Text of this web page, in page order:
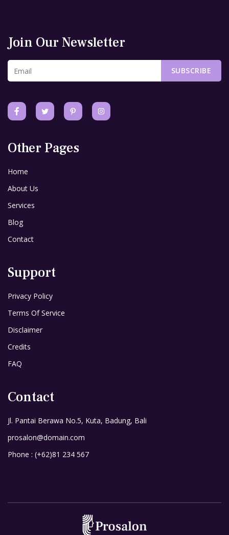
Join Our Newsletter
SUBSCRIBE
Other Pages
Home
About Us
Services
Blog
Contact
Support
Privacy Policy
Terms Of Service
Disclaimer
Credits
FAQ
Contact
Jl. Pantai Berawa No.5, Kuta, Badung, Bali
prosalon@domain.com
Phone : (+62)81 234 567